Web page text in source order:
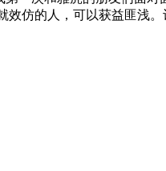
仿的人，可以获益匪浅